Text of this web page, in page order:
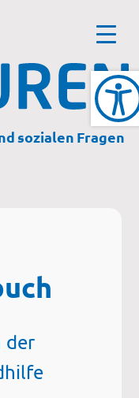
sozialen Fragen
der